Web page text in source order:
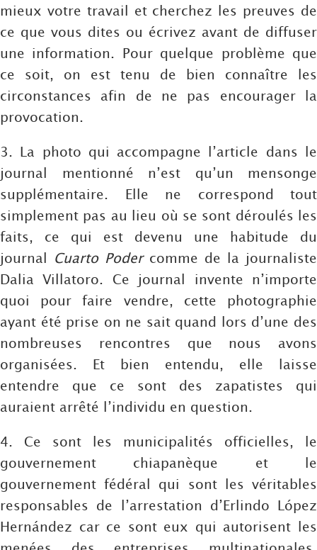
mieux votre travail et cherchez les preuves de
ce que vous dites ou écrivez avant de diffuser
une information. Pour quelque problème que
ce soit, on est tenu de bien connaître les
circonstances afin de ne pas encourager la
provocation.
3. La photo qui accompagne l’article dans le
journal mentionné n’est qu’un mensonge
supplémentaire. Elle ne correspond tout
simplement pas au lieu où se sont déroulés les
faits, ce qui est devenu une habitude du
journal Cuarto Podercomme de la journaliste
Dalia Villatoro. Ce journal invente n’importe
quoi pour faire vendre, cette photographie
ayant été prise on ne sait quand lors d’une des
nombreuses rencontres que nous avons
organisées. Et bien entendu, elle laisse
entendre que ce sont des zapatistes qui
auraient arrêté l’individu en question.
4. Ce sont les municipalités officielles, le
gouvernement chiapanèque et le
gouvernement fédéral qui sont les véritables
responsables de l’arrestation d’Erlindo López
Hernández car ce sont eux qui autorisent les